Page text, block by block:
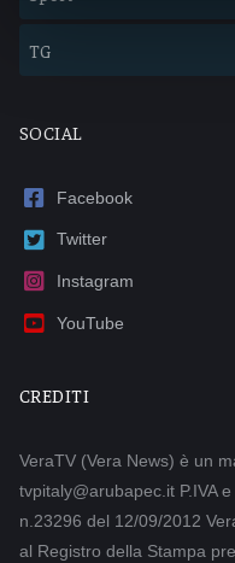
TG
SOCIAL
Facebook
Twitter
Instagram
YouTube
CREDITI
VeraTV (Vera News) è un
tvpitaly@arubapec.it P.IVA
n.23296 del 12/09/2012
al Registro della Stampa